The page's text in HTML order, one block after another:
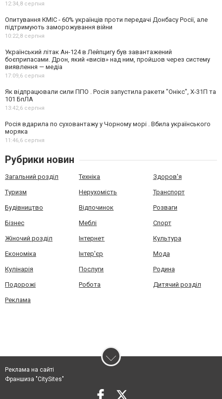
12:34,8 серпня
Опитування КМІС - 60% українців проти передачі Донбасу Росії, але
підтримують заморожування війни
10:22,8 серпня
Український літак Ан-124 в Лейпцигу був завантажений
боєприпасами. Дрон, який «висів» над ним, пройшов через систему
виявлення — медіа
17:09,6 серпня
Як відпрацювали сили ППО . Росія запустила ракети "Онікс", Х-31П та
101 БпЛА
13:42,6 серпня
Росія вдарила по суховантажу у Чорному морі . Вбила українського
моряка
11:46,6 серпня
Рубрики новин
Загальний розділ Техніка Здоров'я
Туризм Нерухомість Транспорт
Будівництво Відпочинок Розваги
Бізнес Меблі Спорт
Жіночий розділ Інтернет Культура
Економіка Інтер'єр Мода
Кулінарія Послуги Родина
Подорожі Робота Дитячий розділ
Реклама
Реклама на сайті
Франшиза "CitySites"